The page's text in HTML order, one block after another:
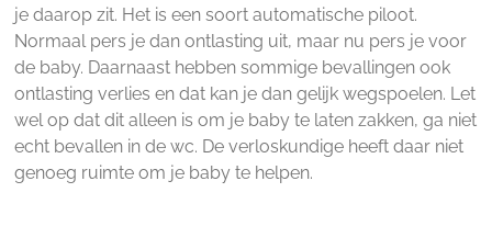
je daarop zit. Het is een soort automatische piloot.
Normaal pers je dan ontlasting uit, maar nu pers je voor
de baby. Daarnaast hebben sommige bevallingen ook
ontlasting verlies en dat kan je dan gelijk wegspoelen. Let
wel op dat dit alleen is om je baby te laten zakken, ga niet
echt bevallen in de wc. De verloskundige heeft daar niet
genoeg ruimte om je baby te helpen.